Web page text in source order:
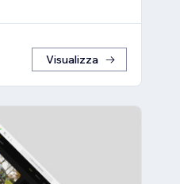
Visualizza